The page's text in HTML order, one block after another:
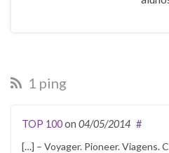
1 ping
TOP 100on 04/05/2014 #
[…] – Voyager. Pioneer. Viagens.